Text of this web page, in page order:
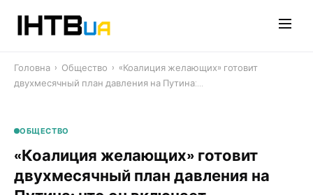
Головна › Общество › «Коалиция желающих» готовит
двухмесячный план давления на Путина:…
ОБЩЕСТВО
«Коалиция желающих» готовит
двухмесячный план давления на